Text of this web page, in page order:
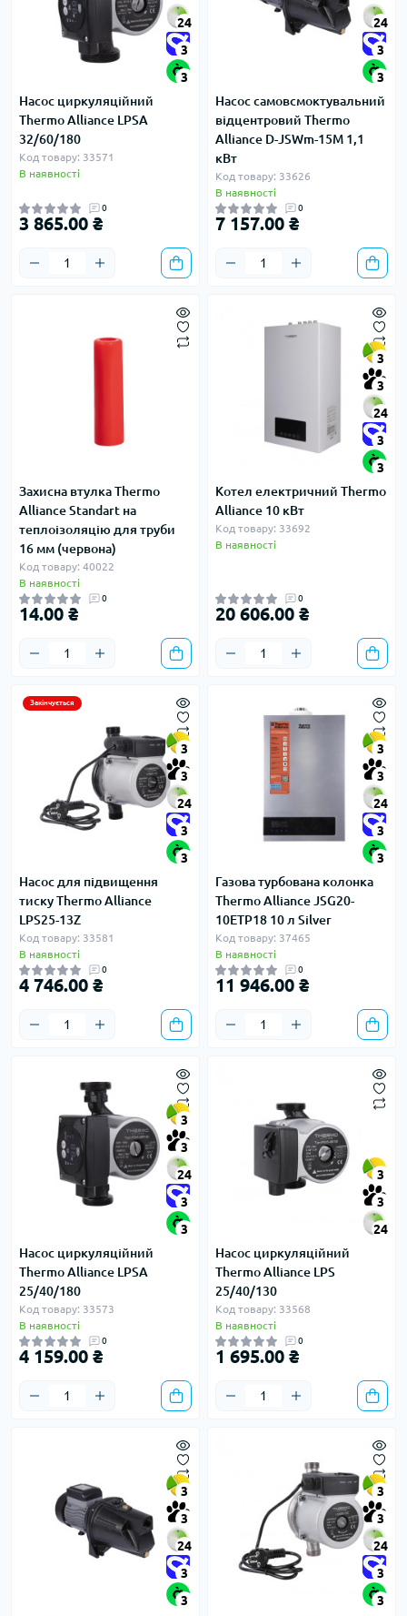
24
3
3
Насос циркуляційний
Thermo Alliance LPSA
32/60/180
Код товару: 33571
В наявності
0
3 865.00 ₴
24
3
3
Насос самовсмоктувальний
відцентровий Thermo
Alliance D-JSWm-15M 1,1
кВт
Код товару: 33626
В наявності
0
7 157.00 ₴
Захисна втулка Thermo
Alliance Standart на
теплоізоляцію для труби
16 мм (червона)
Код товару: 40022
В наявності
0
14.00 ₴
3
3
24
3
3
Котел електричний Thermo
Alliance 10 кВт
Код товару: 33692
В наявності
0
20 606.00 ₴
Закінчується
3
3
24
3
3
Насос для підвищення
тиску Thermo Alliance
LPS25-13Z
Код товару: 33581
В наявності
0
4 746.00 ₴
3
3
24
3
3
Газова турбована колонка
Thermo Alliance JSG20-
10ETP18 10 л Silver
Код товару: 37465
В наявності
0
11 946.00 ₴
3
3
24
3
3
Насос циркуляційний
Thermo Alliance LPSA
25/40/180
Код товару: 33573
В наявності
0
4 159.00 ₴
3
3
24
Насос циркуляційний
Thermo Alliance LPS
25/40/130
Код товару: 33568
В наявності
0
1 695.00 ₴
3
3
24
3
3
3
3
24
3
3